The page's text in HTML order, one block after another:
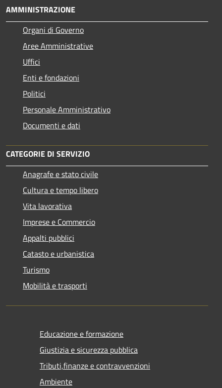
AMMINISTRAZIONE
Organi di Governo
Aree Amministrative
Uffici
Enti e fondazioni
Politici
Personale Amministrativo
Documenti e dati
CATEGORIE DI SERVIZIO
Anagrafe e stato civile
Cultura e tempo libero
Vita lavorativa
Imprese e Commercio
Appalti pubblici
Catasto e urbanistica
Turismo
Mobilità e trasporti
Educazione e formazione
Giustizia e sicurezza pubblica
Tributi,finanze e contravvenzioni
Ambiente